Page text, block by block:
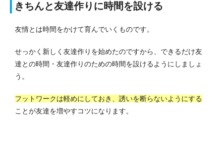
きちんと友達作りに時間を設ける
友情とは時間をかけて育んでいくものです。
せっかく新しく友達作りを始めたのですから、できるだけ友
達との時間・友達作りのための時間を設けるようにしましょ
う。
フットワークは軽めにしておき、誘いを断らないようにする
ことが友達を増やすコツになります。